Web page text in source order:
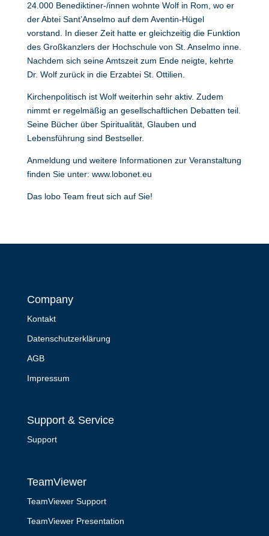
24.000 Benediktiner-/innen wohnte Wolf in Rom, wo er
der Abtei Sant’Anselmo auf dem Aventin-Hügel
vorstand. In dieser Zeit hatte er gleichzeitig die Funktion
des Großkanzlers der Hochschule von St. Anselmo inne.
Nachdem sich seine Amtszeit zum Ende neigte, kehrte
Dr. Wolf zurück in die Erzabtei St. Ottilien.
Kirchenpolitisch ist Wolf weiterhin sehr aktiv. Zudem
nimmt er regelmäßig an gesellschaftlichen Debatten teil.
Seine Bücher über Spiritualität, Glauben und
Lebensführung sind Bestseller.
Anmeldung und weitere Informationen zur Veranstaltung
finden Sie unter: www.lobonet.eu
Das lobo Team freut sich auf Sie!
Company
Kontakt
Datenschutzerklärung
AGB
Impressum
Support & Service
Support
TeamViewer
TeamViewer Support
TeamViewer Presentation